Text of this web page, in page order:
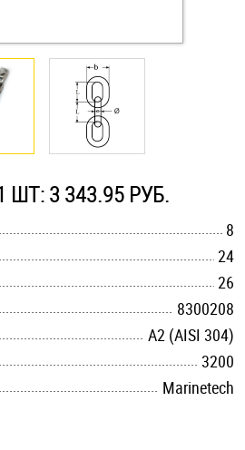
резьбой
для яхт
ШТ: 3 343.95 РУБ.
8
24
26
8300208
А2 (AISI 304)
3200
Marinetech